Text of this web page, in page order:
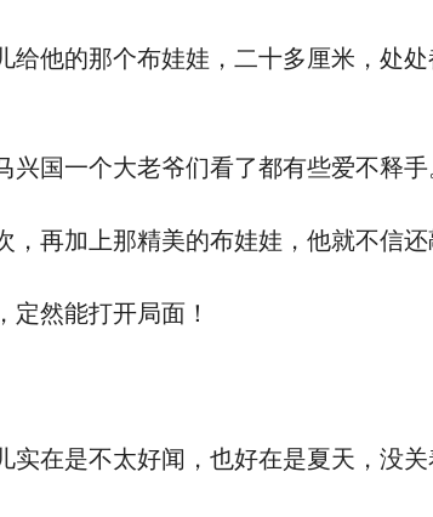
他的那个布娃娃，二十多厘米，处
国一个大老爷们看了都有些爱不释手
再加上那精美的布娃娃，他就不信还
然能打开局面！
在是不太好闻，也好在是夏天，没关